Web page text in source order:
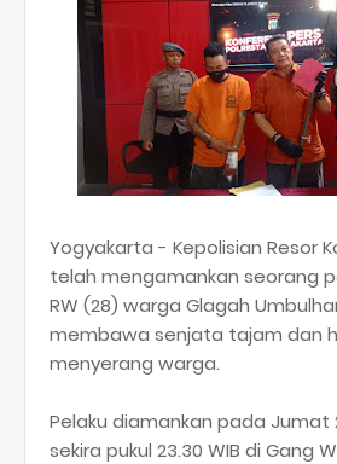
Yogyakarta - Kepolisian Resor
telah mengamankan seorang
RW (28) warga Glagah
membawa senjata tajam dan
menyerang warga.
Pelaku diamankan pada Jumat
sekira pukul 23.30 WIB di Gang